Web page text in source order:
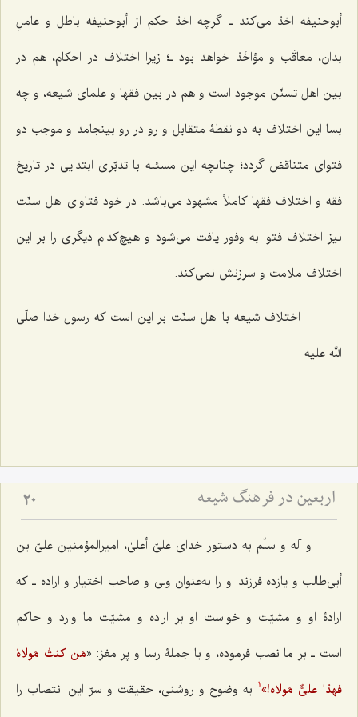
أبوحنیفه اخذ می‌کند ـ گرچه اخذ حکم از أبوحنیفه باطل و عاملِ
بدان، معاقَب و مؤاخَذ خواهد بود ـ؛ زیرا اختلاف در احکام، هم در
بین اهل تسنّن موجود است و هم در بین فقها و علمای‌ شیعه، و چه
بسا این اختلاف به دو نقطۀ متقابل و رو در رو بینجامد و موجب دو
فتوای متناقض گردد؛ چنانچه این مسئله با تدبّری ابتدایی در تاریخ
فقه و اختلاف فقها کاملاً مشهود می‌باشد. در خود فتاوای اهل سنّت
نیز اختلاف فتوا به وفور یافت می‌شود و هیچ‌کدام دیگری را بر این
اختلاف ملامت و سرزنش نمی‌کند.
اختلاف شیعه با اهل سنّت بر این است که رسول خدا صلّی
الله علیه
اربعین در فرهنگ شیعه 20
و آله و سلّم به دستور خدای علیّ أعلیٰ، امیرالمؤمنین علیّ بن
أبی‌طالب و یازده فرزند او را به‌عنوان ولی و صاحب اختیار و اراده ـ که
ارادۀ‌ او و مشیّت و خواست او بر اراده و مشیّت ما وارد و حاکم
است ـ بر ما نصب فرموده، و با جملۀ رسا و پر مغز: «مَن کنتُ مَولاهُ
فهذا علیٌّ مَولاه!»
1
به وضوح و روشنی، حقیقت و سرّ این انتصاب را